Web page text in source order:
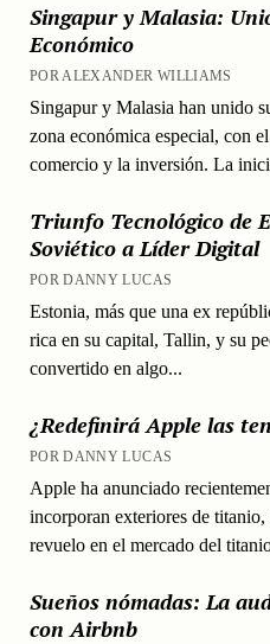
Singapur y Malasia:
Económico
POR ALEXANDER WILLIAMS
Singapur y Malasia han unido
zona económica especial, con
comercio y la inversión. La
Triunfo Tecnológico de
Soviético a Líder Digital
POR DANNY LUCAS
Estonia, más que una ex
rica en su capital, Tallin, y su
convertido en algo...
¿Redefinirá Apple las
POR DANNY LUCAS
Apple ha anunciado
incorporan exteriores de
revuelo en el mercado del
Sueños nómadas: La
con Airbnb